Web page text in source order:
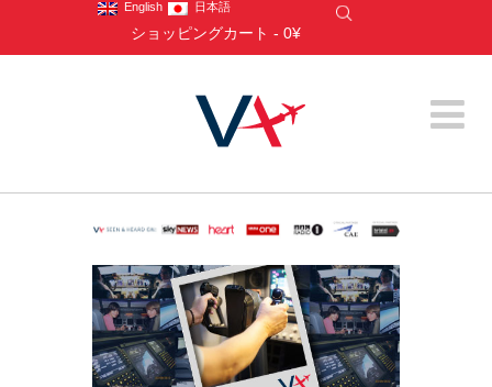
English 日本語
ショッピングカート - 0¥